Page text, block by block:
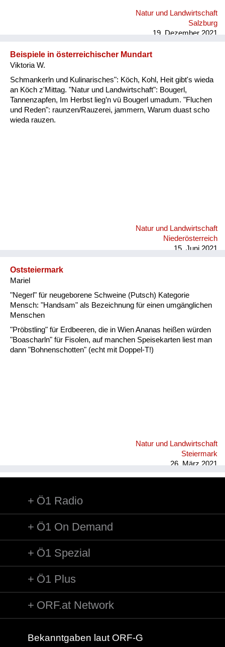
Natur und Landwirtschaft
Salzburg
19. Dezember 2021
Beispiele in österreichischer Mundart
Viktoria W.
Schmankerln und Kulinarisches": Köch, Kohl, Heit gibt's wieda
an Köch z'Mittag. "Natur und Landwirtschaft": Bougerl,
Tannenzapfen, Im Herbst lieg’n vü Bougerl umadum. "Fluchen
und Reden": raunzen/Rauzerei, jammern, Warum duast scho
wieda rauzen.
Natur und Landwirtschaft
Niederösterreich
15. Juni 2021
Oststeiermark
Mariel
"Negerl" für neugeborene Schweine (Putsch) Kategorie
Mensch: "Handsam" als Bezeichnung für einen umgänglichen
Menschen
"Pröbstling" für Erdbeeren, die in Wien Ananas heißen würden
"Boascharln" für Fisolen, auf manchen Speisekarten liest man
dann "Bohnenschotten" (echt mit Doppel-T!)
Natur und Landwirtschaft
Steiermark
26. März 2021
Ö1 Radio
Ö1 On Demand
Ö1 Spezial
Ö1 Plus
ORF.at Network
Bekanntgaben laut ORF-G